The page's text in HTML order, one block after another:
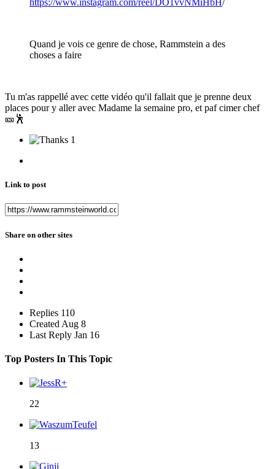
https://www.instagram.com/reel/DO1vvNMiHbH/
Quand je vois ce genre de chose, Rammstein a des
choses a faire
Tu m'as rappellé avec cette vidéo qu'il fallait que je prenne deux
places pour y aller avec Madame la semaine pro, et paf cimer chef
🎫 🕺
1
Link to post
Share on other sites
Replies 110
Created Aug 8
Last Reply Jan 16
Top Posters In This Topic
22
13